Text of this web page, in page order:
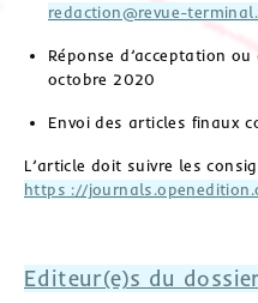
redaction@revue-
Réponse d’acceptation
octobre 2020
Envoi des articles finaux
L’article doit suivre les
https ://
Editeur(e)s du dossier